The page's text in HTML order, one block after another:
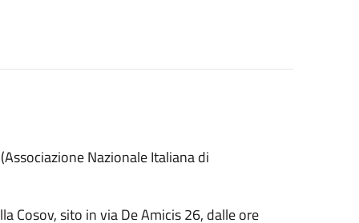
Nazionale Italiana di
Cosov, sito in via De Amicis 26, dalle ore